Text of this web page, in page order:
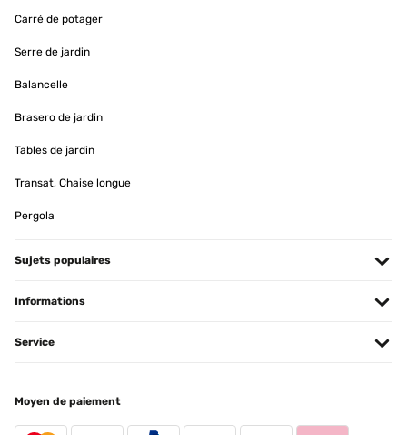
Carré de potager
Serre de jardin
Balancelle
Brasero de jardin
Tables de jardin
Transat, Chaise longue
Pergola
Sujets populaires
Informations
Service
Moyen de paiement